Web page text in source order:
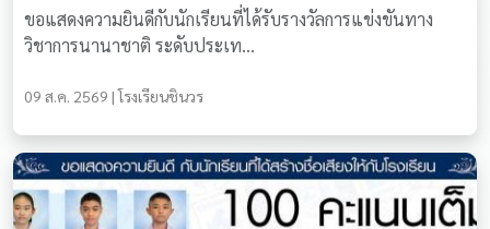
ขอแสดงความยินดีกับนักเรียนที่ได้รับรางวัลการแข่งขันทาง
วิชาการนานาชาติ ระดับประเท...
09 ส.ค. 2569 | โรงเรียนชินวร